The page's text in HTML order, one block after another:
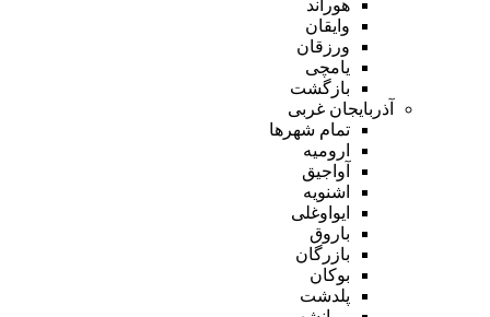
هوراند
وایقان
ورزقان
یامچی
بازگشت
آذربایجان غربی
تمام شهر‌ها
ارومیه
آواجیق
اشنویه
ایواوغلی
باروق
بازرگان
بوکان
پلدشت